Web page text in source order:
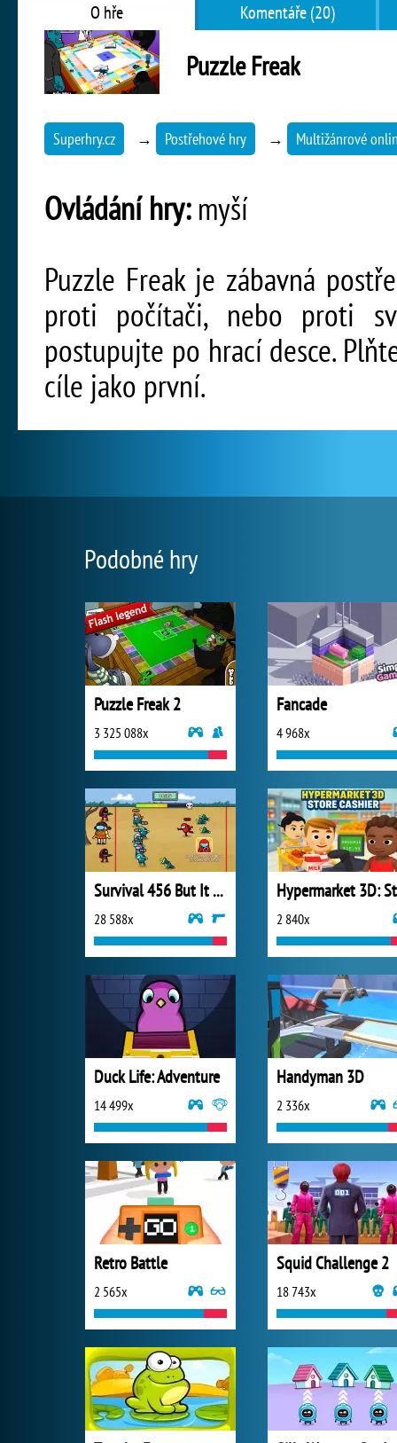
O hře Komentáře (20)
Puzzle Freak
Superhry.cz → Postřehové hry → Multižánrové
Ovládání hry:myší
Puzzle Freak je zábavná
proti počítači, nebo proti
postupujte po hrací desce.
cíle jako první.
Podobné hry
Puzzle Freak 2
3 325 088x
Fancade
4 968x
Survival 456 But It Impostor
28 588x 2 840x
Duck Life: Adventure
14 499x
Handyman 3D
2 336x
Retro Battle
2 565x
Squid Challenge 2
18 743x